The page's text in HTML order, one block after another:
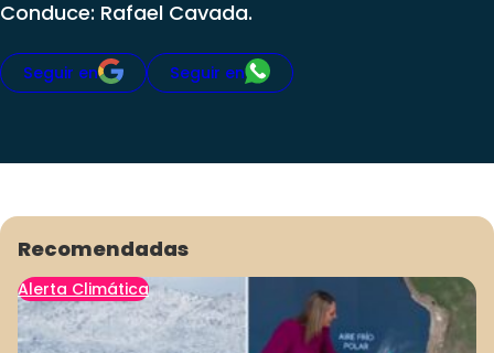
Conduce: Rafael Cavada.
Seguir en Seguir en
Recomendadas
Alerta Climática
Todos Los Programas